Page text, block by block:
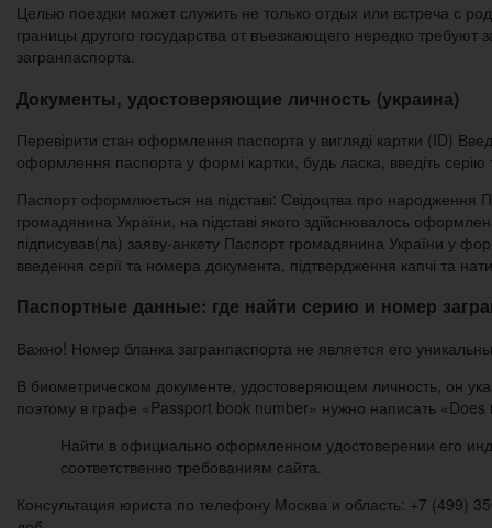
Целью поездки может служить не только отдых или встреча с
границы другого государства от въезжающего нередко
загранпаспорта.
Документы, удостоверяющие личность (украина)
Перевірити стан оформлення паспорта у вигляді картки (ID)
оформлення паспорта у формі картки, будь ласка, введіть
Паспорт оформлюється на підставі: Свідоцтва про народження
громадянина України, на підставі якого здійснювалось
підписував(ла) заяву-анкету Паспорт громадянина України у
введення серії та номера документа, підтвердження капчі та
Паспортные данные: где найти серию и номер
Важно! Номер бланка загранпаспорта не является его
В биометрическом документе, удостоверяющем личность, он
поэтому в графе «Passport book number» нужно написать
Найти в официально оформленном удостоверении его
соответственно требованиям сайта.
Консультация юриста по телефону Москва и область: +7 (499)